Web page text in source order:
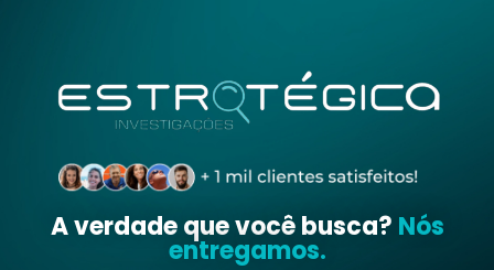
A verdade que você busca? Nós
entregamos.